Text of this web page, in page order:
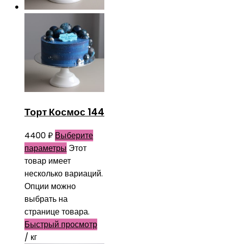
Торт Космос 144
4400₽ Выберите
параметры Этот
товар имеет
несколько вариаций.
Опции можно
выбрать на
странице товара.
Быстрый просмотр
/ кг